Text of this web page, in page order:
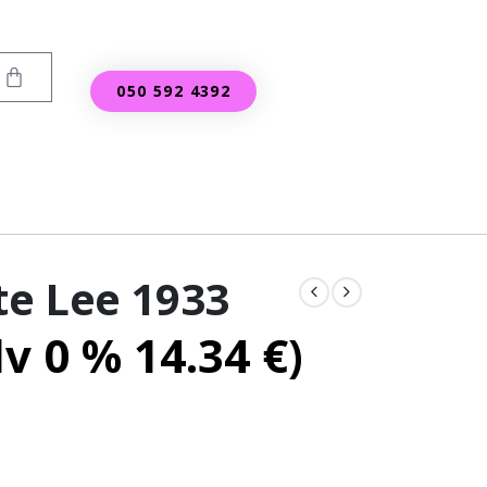
050 592 4392
Lee 1933
0 % 14.34 €)